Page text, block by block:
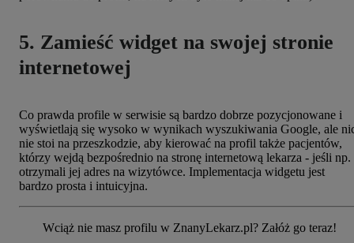
5. Zamieść widget na swojej stronie
internetowej
Co prawda profile w serwisie są bardzo dobrze pozycjonowane i
wyświetlają się wysoko w wynikach wyszukiwania Google, ale
nie stoi na przeszkodzie, aby kierować na profil także pacjentów,
którzy wejdą bezpośrednio na stronę internetową lekarza - jeśli np.
otrzymali jej adres na wizytówce. Implementacja widgetu jest
bardzo prosta i intuicyjna.
Wciąż nie masz profilu w ZnanyLekarz.pl? Załóż go teraz!